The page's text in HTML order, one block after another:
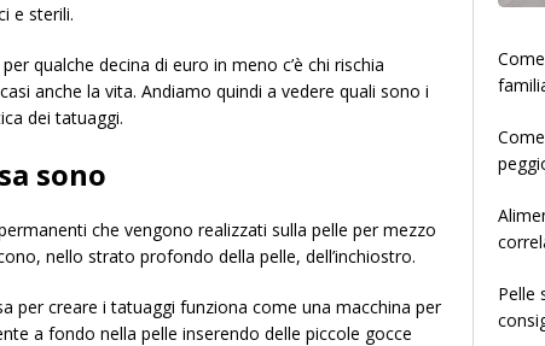
e sterili.
qualche decina di euro in meno c’è chi rischia
anche la vita. Andiamo quindi a vedere quali sono i
dei tatuaggi.
sono
che vengono realizzati sulla pelle per mezzo
nello strato profondo della pelle, dell’inchiostro.
per creare i tatuaggi funziona come una macchina per
a fondo nella pelle inserendo delle piccole gocce
Pelle